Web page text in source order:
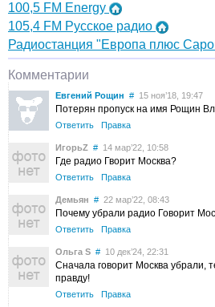
100,5 FM Energy
105,4 FM Русское радио
Радиостанция "Европа плюс
Комментарии
Евгений Рощин # 15 ноя’18, 19:47
Потерян пропуск на имя Рощин
Ответить Правка
ИгорьZ # 14 мар’22, 10:58
Где радио Гворит Москва?
Ответить Правка
Демьян # 22 мар’22, 08:43
Почему убрали радио Говорит
Ответить Правка
Ольга S # 10 дек’24, 22:31
Сначала говорит Москва убрали,
правду!
Ответить Правка